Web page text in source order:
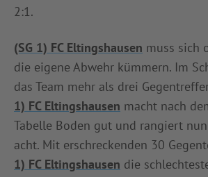
2:1.
(SG 1) FC Eltingshausen muss sich
die eigene Abwehr kümmern. Im
das Team mehr als drei
1) FC Eltingshausen macht nach
Tabelle Boden gut und rangiert
acht. Mit erschreckenden 30
1) FC Eltingshausen die